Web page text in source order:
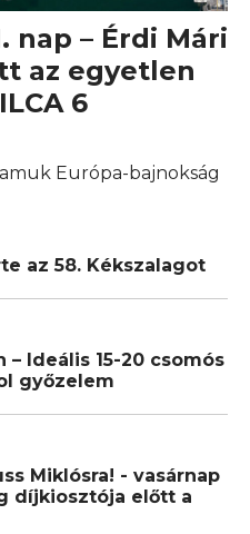
nap – Érdi Mári
az egyetlen
6
Európa-bajnokság
az 58. Kékszalagot
– Ideális 15-20 csomós
győzelem
Miklósra! - vasárnap
díjkiosztója előtt a